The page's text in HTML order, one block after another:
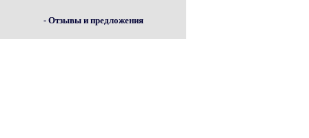
- Отзывы и предложения